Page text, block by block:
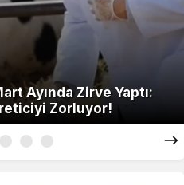
Ayında Zirve Yaptı:
Zorluyor!